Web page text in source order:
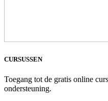
CURSUSSEN
Toegang tot de gratis online
ondersteuning.